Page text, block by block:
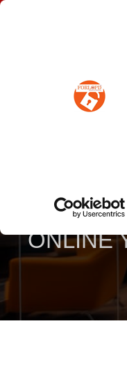
ONLINE